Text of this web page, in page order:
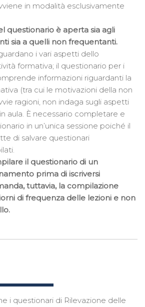
in modalità esclusivamente
questionario è aperta sia agli
sia a quelli non frequentanti.
i vari aspetti dello
formativa; il questionario per i
informazioni riguardanti la
(tra cui le motivazioni della non
ragioni, non indaga sugli aspetti
aula. È necessario completare e
in un’unica sessione poiché il
di salvare questionari
il questionario di un
prima di iscriversi
tuttavia, la compilazione
di frequenza delle lezioni e non
i questionari di Rilevazione delle